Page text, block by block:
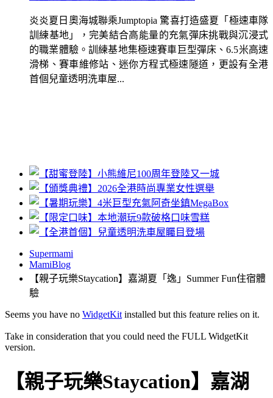
炎炎夏日奧海城聯乘Jumptopia 驚喜打造盛夏「極速車隊
訓練基地」，完美結合高能量的充氣彈床挑戰與沉浸式
的職業體驗。訓練基地集極速賽車巨型彈床、6.5米高速
滑梯、賽車維修站、迷你方程式極速隧道，更設有全港
首個兒童透明洗車屋...
Supermami
MamiBlog
【親子玩樂Staycation】嘉湖夏「逸」Summer Fun住宿體
驗
Seems you have no WidgetKit installed but this feature relies on it.
Take in consideration that you could need the FULL WidgetKit
version.
【親子玩樂Staycation】嘉湖